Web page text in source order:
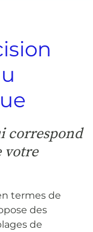
correspond
votre
termes de
des
de